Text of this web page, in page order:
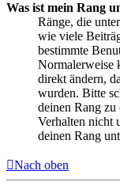
Was ist mein Rang
Ränge, die
wie viele
bestimmte
Normalerweise
direkt ändern,
wurden. Bitte
deinen Rang
Verhalten nicht
deinen Rang
Nach oben